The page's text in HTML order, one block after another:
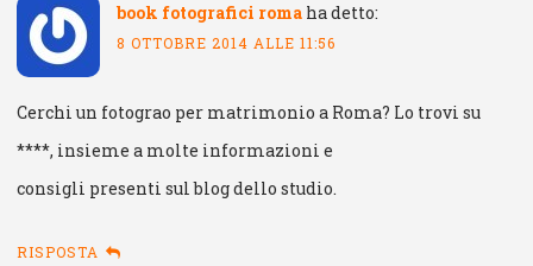
book fotografici roma ha detto:
8 OTTOBRE 2014 ALLE 11:56
Cerchi un fotograo per matrimonio a Roma? Lo trovi su
****, insieme a molte informazioni e
consigli presenti sul blog dello studio.
RISPOSTA